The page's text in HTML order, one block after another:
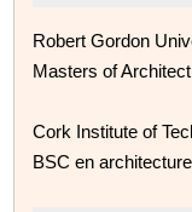
Robert Gordon
Masters of
Cork Institute of
BSC en